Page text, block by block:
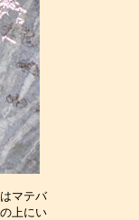
マテバ
上にい